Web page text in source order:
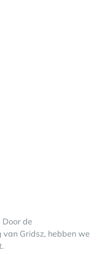
de
Gridsz, hebben we